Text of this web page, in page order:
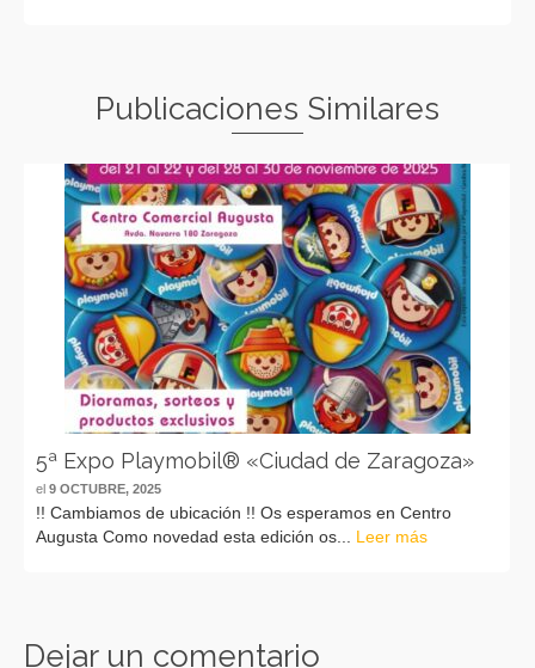
Publicaciones Similares
5ª Expo Playmobil® «Ciudad de Zaragoza»
el 9 OCTUBRE, 2025
!! Cambiamos de ubicación !! Os esperamos en Centro
Augusta Como novedad esta edición os... Leer más
Dejar un comentario